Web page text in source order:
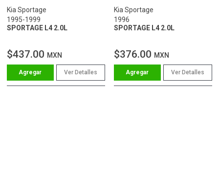
Kia Sportage
1995-1999
SPORTAGE L4 2.0L
$437.00 MXN
Ver Detalles
Kia Sportage
1996
SPORTAGE L4 2.0L
$376.00 MXN
Ver Detalles